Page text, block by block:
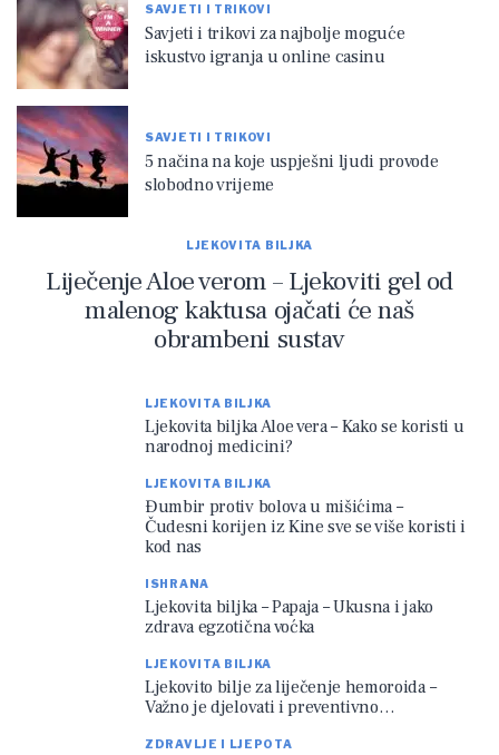
SAVJETI I TRIKOVI
Savjeti i trikovi za najbolje moguće
iskustvo igranja u online casinu
SAVJETI I TRIKOVI
5 načina na koje uspješni ljudi provode
slobodno vrijeme
LJEKOVITA BILJKA
Liječenje Aloe verom – Ljekoviti gel od
malenog kaktusa ojačati će naš
obrambeni sustav
LJEKOVITA BILJKA
Ljekovita biljka Aloe vera – Kako se koristi u
narodnoj medicini?
LJEKOVITA BILJKA
Đumbir protiv bolova u mišićima –
Čudesni korijen iz Kine sve se više koristi i
kod nas
ISHRANA
Ljekovita biljka – Papaja – Ukusna i jako
zdrava egzotična voćka
LJEKOVITA BILJKA
Ljekovito bilje za liječenje hemoroida –
Važno je djelovati i preventivno…
ZDRAVLJE I LJEPOTA